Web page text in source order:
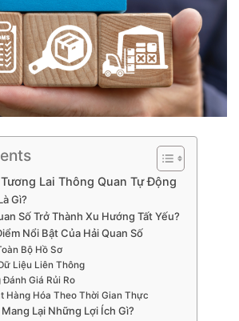
Lai Thông Quan Tự Động
Gì?
Số Trở Thành Xu Hướng Tất Yếu?
Nổi Bật Của Hải Quan Số
Bộ Hồ Sơ
Liệu Liên Thông
Giá Rủi Ro
Hàng Hóa Theo Thời Gian Thực
Lại Những Lợi Ích Gì?